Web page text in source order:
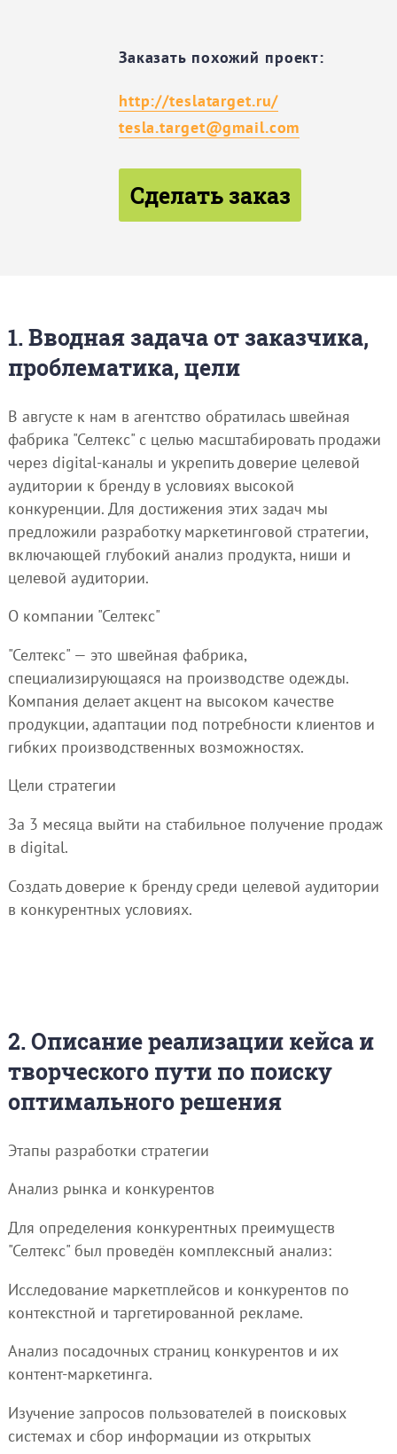
Заказать похожий проект:
http://teslatarget.ru/
tesla.target@gmail.com
Сделать заказ
1. Вводная задача от заказчика,
проблематика, цели
В августе к нам в агентство обратилась швейная
фабрика "Селтекс" с целью масштабировать продажи
через digital-каналы и укрепить доверие целевой
аудитории к бренду в условиях высокой
конкуренции. Для достижения этих задач мы
предложили разработку маркетинговой стратегии,
включающей глубокий анализ продукта, ниши и
целевой аудитории.
О компании "Селтекс"
"Селтекс" — это швейная фабрика,
специализирующаяся на производстве одежды.
Компания делает акцент на высоком качестве
продукции, адаптации под потребности клиентов и
гибких производственных возможностях.
Цели стратегии
За 3 месяца выйти на стабильное получение продаж
в digital.
Создать доверие к бренду среди целевой аудитории
в конкурентных условиях.
2. Описание реализации кейса и
творческого пути по поиску
оптимального решения
Этапы разработки стратегии
Анализ рынка и конкурентов
Для определения конкурентных преимуществ
"Селтекс" был проведён комплексный анализ:
Исследование маркетплейсов и конкурентов по
контекстной и таргетированной рекламе.
Анализ посадочных страниц конкурентов и их
контент-маркетинга.
Изучение запросов пользователей в поисковых
системах и сбор информации из открытых